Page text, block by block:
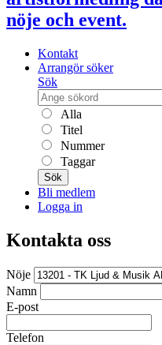
nöje och event.
Kontakt
Arrangör söker
Sök
Alla
Titel
Nummer
Taggar
Sök
Bli medlem
Logga in
Kontakta oss
Nöje
Namn
E-post
Telefon